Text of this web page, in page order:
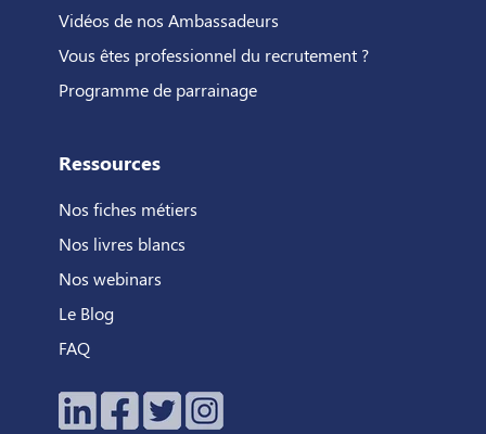
Vidéos de nos Ambassadeurs
Vous êtes professionnel du recrutement ?
Programme de parrainage
Ressources
Nos fiches métiers
Nos livres blancs
Nos webinars
Le Blog
FAQ